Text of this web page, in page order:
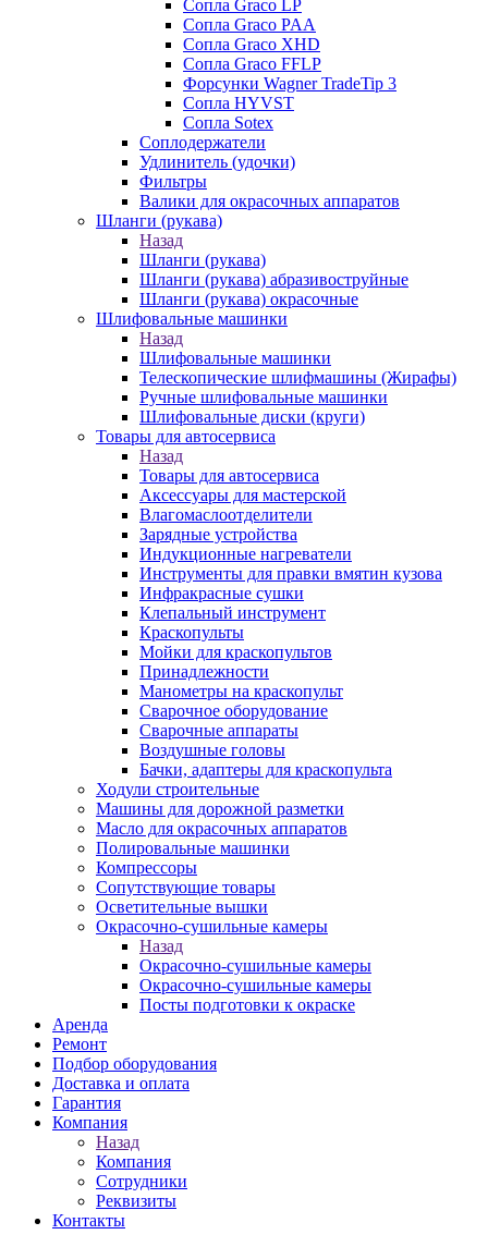
Сопла Graco LP
Сопла Graco PAA
Сопла Graco XHD
Сопла Graco FFLP
Форсунки Wagner TradeTip 3
Сопла HYVST
Сопла Sotex
Соплодержатели
Удлинитель (удочки)
Фильтры
Валики для окрасочных аппаратов
Шланги (рукава)
Назад
Шланги (рукава)
Шланги (рукава) абразивоструйные
Шланги (рукава) окрасочные
Шлифовальные машинки
Назад
Шлифовальные машинки
Телескопические шлифмашины (Жирафы)
Ручные шлифовальные машинки
Шлифовальные диски (круги)
Товары для автосервиса
Назад
Товары для автосервиса
Аксессуары для мастерской
Влагомаслоотделители
Зарядные устройства
Индукционные нагреватели
Инструменты для правки вмятин кузова
Инфракрасные сушки
Клепальный инструмент
Краскопульты
Мойки для краскопультов
Принадлежности
Манометры на краскопульт
Сварочное оборудование
Сварочные аппараты
Воздушные головы
Бачки, адаптеры для краскопульта
Ходули строительные
Машины для дорожной разметки
Масло для окрасочных аппаратов
Полировальные машинки
Компрессоры
Сопутствующие товары
Осветительные вышки
Окрасочно-сушильные камеры
Назад
Окрасочно-сушильные камеры
Окрасочно-сушильные камеры
Посты подготовки к окраске
Аренда
Ремонт
Подбор оборудования
Доставка и оплата
Гарантия
Компания
Назад
Компания
Сотрудники
Реквизиты
Контакты